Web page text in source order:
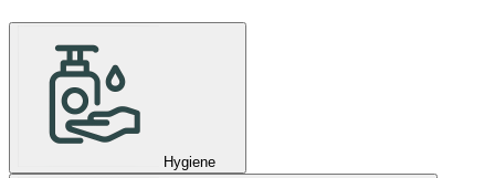
Hygiene